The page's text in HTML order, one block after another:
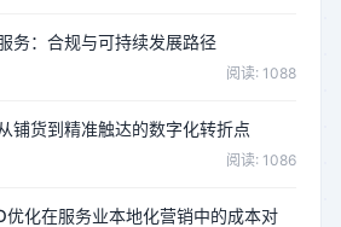
务：合规与可持续发展路径
阅读: 1088
铺货到精准触达的数字化转折点
阅读: 1086
化在服务业本地化营销中的成本对